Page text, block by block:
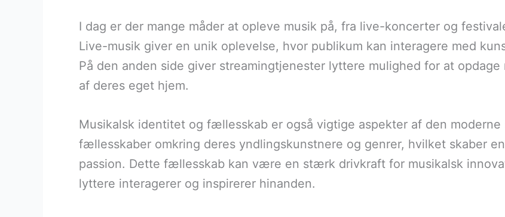
I dag er der mange måder at opleve musik på, fra live-koncerter og
Live-musik giver en unik oplevelse, hvor publikum kan interagere med
På den anden side giver streamingtjenester lyttere mulighed for at
af deres eget hjem.
Musikalsk identitet og fællesskab er også vigtige aspekter af den
fællesskaber omkring deres yndlingskunstnere og genrer, hvilket skaber
passion. Dette fællesskab kan være en stærk drivkraft for musikalsk
lyttere interagerer og inspirerer hinanden.